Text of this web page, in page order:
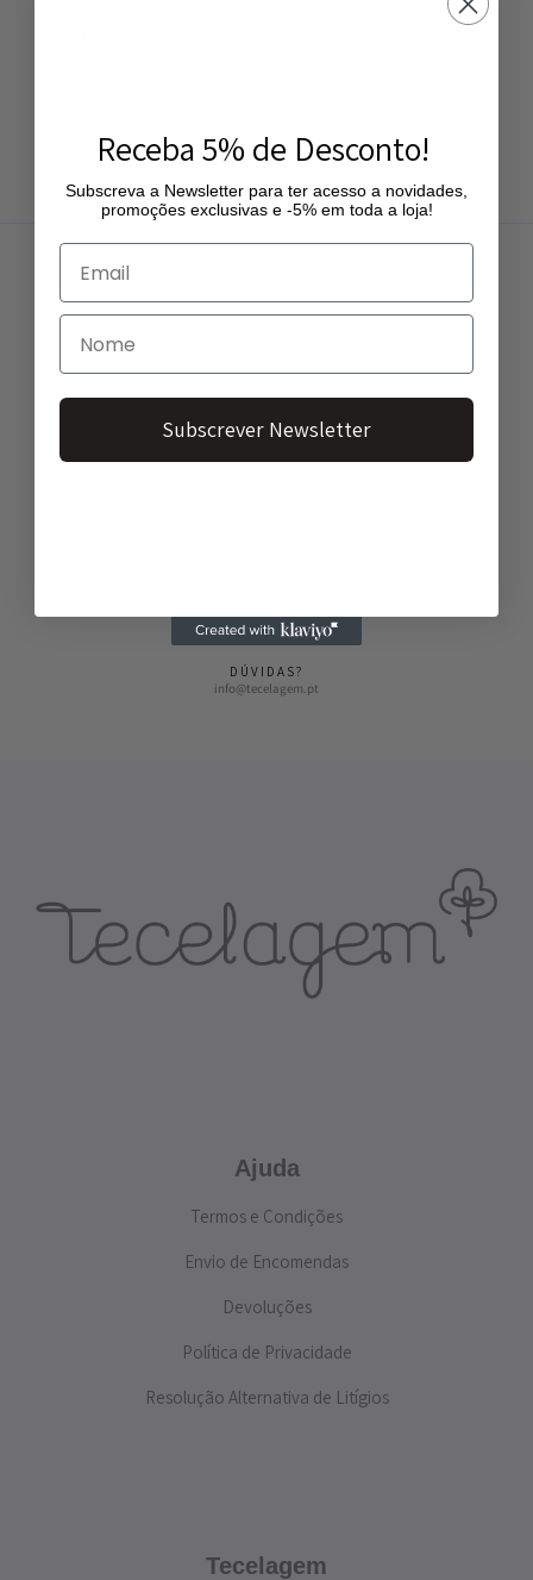
Vários métodos de pagamento
DÚVIDAS?
info@tecelagem.pt
Ajuda
Termos e Condições
Envio de Encomendas
Devoluções
Política de Privacidade
Resolução Alternativa de Litígios
Tecelagem
Receba 5% de Desconto!
Subscreva a Newsletter para ter acesso a novidades,
promoções exclusivas e -5% em toda a loja!
Subscrever Newsletter